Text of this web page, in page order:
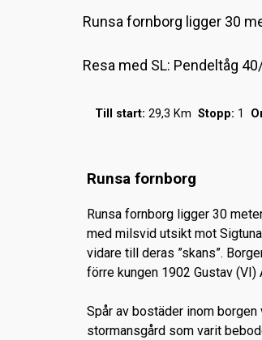
Runsa fornborg ligger 30
Resa med SL: Pendeltåg
Till start: 29,3 Km Stopp: 1
Runsa fornborg
Runsa fornborg ligger 30
med milsvid utsikt mot
vidare till deras ”skans”.
förre kungen 1902 Gustav (VI)
Spår av bostäder inom
stormansgård som varit